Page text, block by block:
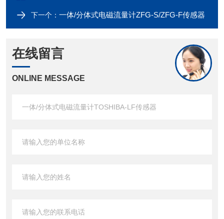
下一个： 一体/分体式电磁流量计ZFG-S/ZFG-F传感器
在线留言
ONLINE MESSAGE